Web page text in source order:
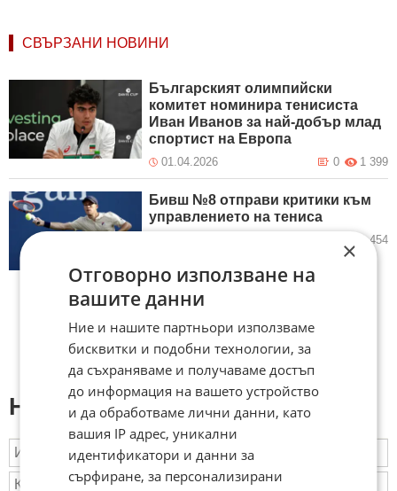
СВЪРЗАНИ НОВИНИ
Българският олимпийски
комитет номинира тенисиста
Иван Иванов за най-добър млад
спортист на Европа
01.04.2026 1 399
0
Бивш №8 отправи критики към
управлението на тениса
1 454
Напиши коментар:
×
Отговорно използване на
вашите данни
Ние и нашите партньори използваме
бисквитки и подобни технологии, за
да съхраняваме и получаваме достъп
до информация на вашето устройство
и да обработваме лични данни, като
вашия IP адрес, уникални
идентификатори и данни за
сърфиране, за персонализирани